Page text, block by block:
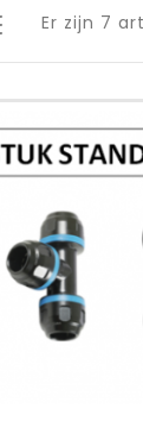
Er zijn 7